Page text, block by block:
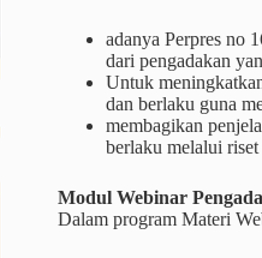
adanya Perpres no
dari pengadakan
Untuk
dan berlaku guna
membagikan
berlaku melalui riset
Modul Webinar
Dalam program Materi